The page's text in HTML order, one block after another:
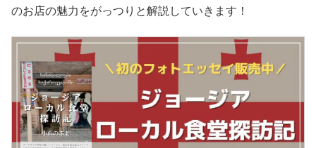
のお店の魅力をがっつりと解説していきます！